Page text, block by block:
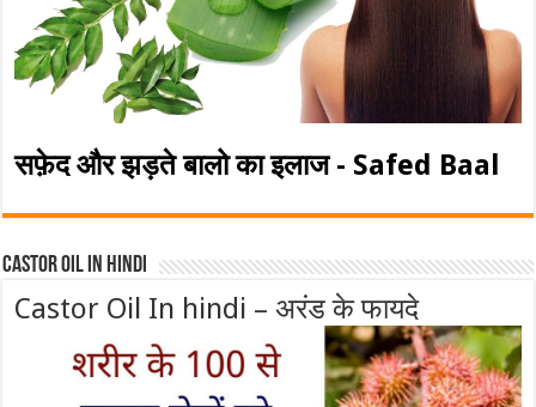
सफ़ेद और झड़ते बालो का इलाज - Safed Baal
Castor Oil In Hindi
Castor Oil In hindi – अरंड के फायदे